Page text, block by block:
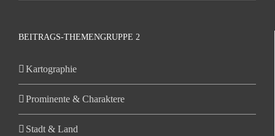
BEITRAGS-THEMENGRUPPE 2
Kartographie
Prominente & Charaktere
Stadt & Land